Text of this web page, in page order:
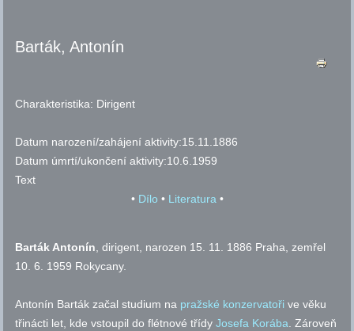
Barták, Antonín
Charakteristika: Dirigent
Datum narození/zahájení aktivity:15.11.1886
Datum úmrtí/ukončení aktivity:10.6.1959
Text
• Dílo • Literatura•
Barták Antonín, dirigent, narozen 15. 11. 1886 Praha, zemřel
10. 6. 1959 Rokycany.
Antonín Barták začal studium na pražské konzervatoři ve věku
třinácti let, kde vstoupil do flétnové třídyJosefa Korába. Zároveň